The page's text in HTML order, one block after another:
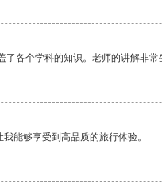
各个学科的知识。老师的讲解非常
能够享受到高品质的旅行体验。